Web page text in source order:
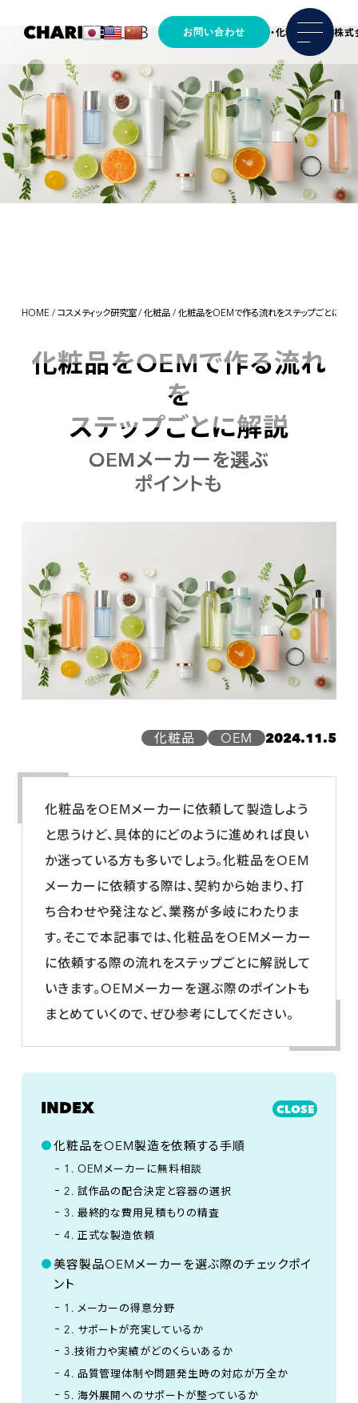
馬プラセンタの原料製造・化粧品OEM 株
お問い合わせ
HOME / コスメティック研究室 / 化粧品 / 化粧品をOEMで作る流れをステップごとに解説
化粧品をOEMで作る流れ
を
ステップごとに解説
OEMメーカーを選ぶ
ポイントも
化粧品 OEM 2024.11.5
化粧品をOEMメーカーに依頼して製造しよう
と思うけど、具体的にどのように進めれば良い
か迷っている方も多いでしょう。化粧品をOEM
メーカーに依頼する際は、契約から始まり、打
ち合わせや発注など、業務が多岐にわたりま
す。そこで本記事では、化粧品をOEMメーカー
に依頼する際の流れをステップごとに解説して
いきます。OEMメーカーを選ぶ際のポイントも
まとめていくので、ぜひ参考にしてください。
INDEX CLOSE
化粧品をOEM製造を依頼する手順
1. OEMメーカーに無料相談
2. 試作品の配合決定と容器の選択
3. 最終的な費用見積もりの精査
4. 正式な製造依頼
美容製品OEMメーカーを選ぶ際のチェックポイ
ント
1. メーカーの得意分野
2. サポートが充実しているか
3.技術力や実績がどのくらいあるか
4. 品質管理体制や問題発生時の対応が万全か
5. 海外展開へのサポートが整っているか